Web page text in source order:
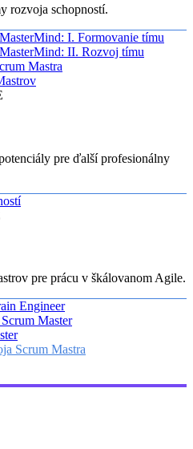
rozvoja schopností.
I. Formovanie tímu
II. Rozvoj tímu
Mastra
pre ďalší profesionálny
pre prácu v škálovanom Agile.
Engineer
Master
Scrum Mastra